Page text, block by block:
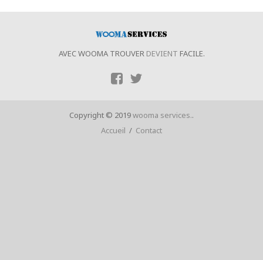
AVEC WOOMA TROUVERDEVIENT FACILE.
Copyright © 2019wooma services..
Accueil / Contact